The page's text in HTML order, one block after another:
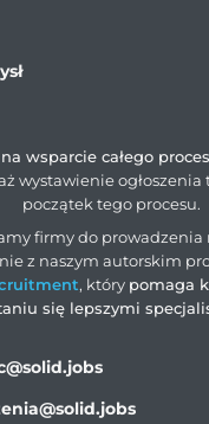
wsparcie całego
wystawienie ogłoszenia
początek tego procesu.
firmy do prowadzenia
z naszym autorskim
, który pomaga
się lepszymi